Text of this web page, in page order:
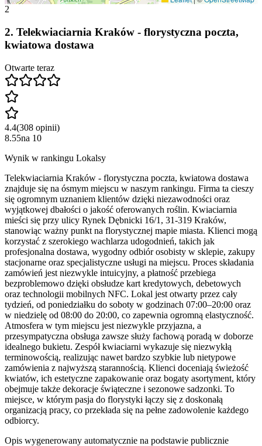
2
2. Telekwiaciarnia Kraków - florystyczna poczta,
kwiatowa dostawa
Otwarte teraz
4.4(308 opinii)
8.55na 10
Wynik w rankingu Lokalsy
Telekwiaciarnia Kraków - florystyczna poczta, kwiatowa dostawa
znajduje się na ósmym miejscu w naszym rankingu. Firma ta cieszy
się ogromnym uznaniem klientów dzięki niezawodności oraz
wyjątkowej dbałości o jakość oferowanych roślin. Kwiaciarnia
mieści się przy ulicy Rynek Dębnicki 16/1, 31-319 Kraków,
stanowiąc ważny punkt na florystycznej mapie miasta. Klienci mogą
korzystać z szerokiego wachlarza udogodnień, takich jak
profesjonalna dostawa, wygodny odbiór osobisty w sklepie, zakupy
stacjonarne oraz specjalistyczne usługi na miejscu. Proces składania
zamówień jest niezwykle intuicyjny, a płatność przebiega
bezproblemowo dzięki obsłudze kart kredytowych, debetowych
oraz technologii mobilnych NFC. Lokal jest otwarty przez cały
tydzień, od poniedziałku do soboty w godzinach 07:00–20:00 oraz
w niedzielę od 08:00 do 20:00, co zapewnia ogromną elastyczność.
Atmosfera w tym miejscu jest niezwykle przyjazna, a
przesympatyczna obsługa zawsze służy fachową poradą w doborze
idealnego bukietu. Zespół kwiaciarni wykazuje się niezwykłą
terminowością, realizując nawet bardzo szybkie lub nietypowe
zamówienia z najwyższą starannością. Klienci doceniają świeżość
kwiatów, ich estetyczne zapakowanie oraz bogaty asortyment, który
obejmuje także dekoracje świąteczne i sezonowe sadzonki. To
miejsce, w którym pasja do florystyki łączy się z doskonałą
organizacją pracy, co przekłada się na pełne zadowolenie każdego
odbiorcy.
Opis wygenerowany automatycznie na podstawie publicznie